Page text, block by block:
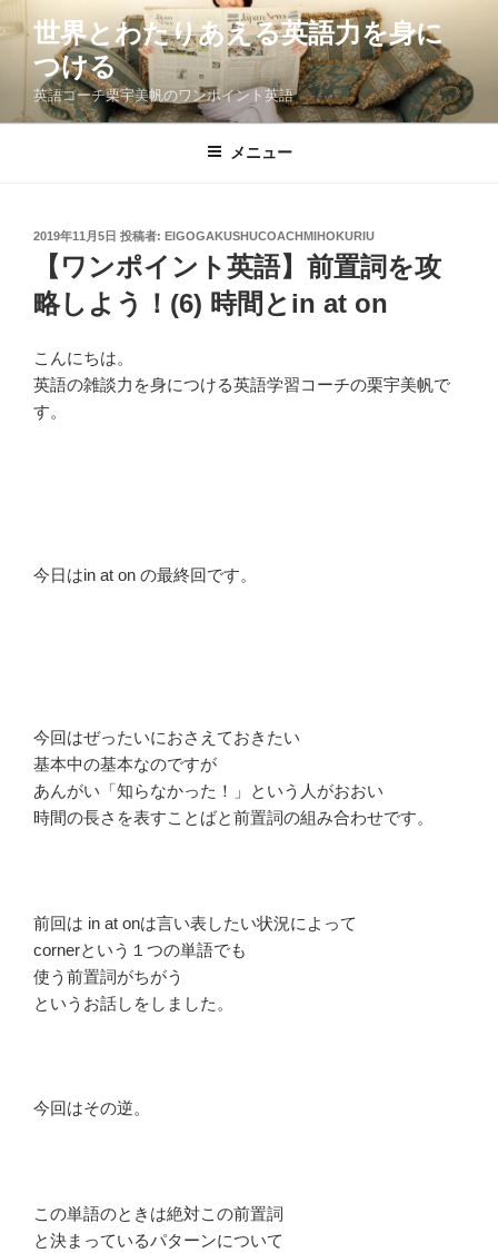
ン
ツ
世界とわたりあえる英語力を身に
つける
英語コーチ栗宇美帆のワンポイント英語
メニュー
投
2019年11月5日 投稿者: EIGOGAKUSHUCOACHMIHOKURIU
【ワンポイント英語】前置詞を攻
略しよう！(6) 時間とin at on
こんにちは。
英語の雑談力を身につける英語学習コーチの栗宇美帆で
す。
今日はin at on の最終回です。
今回はぜったいにおさえておきたい
基本中の基本なのですが
あんがい「知らなかった！」という人がおおい
時間の長さを表すことばと前置詞の組み合わせです。
前回は in at onは言い表したい状況によって
cornerという１つの単語でも
使う前置詞がちがう
というお話しをしました。
今回はその逆。
この単語のときは絶対この前置詞
と決まっているパターンについて